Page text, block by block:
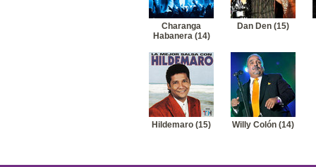
Charanga
Habanera (14)
Dan Den (15)
Hildemaro (15) Willy Colón (14)